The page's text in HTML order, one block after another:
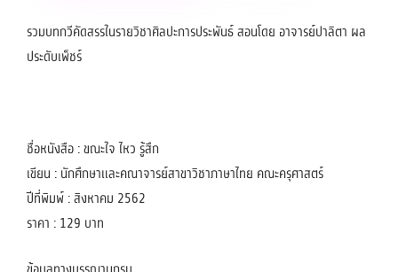
รวมบทกวีคัดสรรในรายวิชาศิลปะการประพันธ์ สอนโดย อาจารย์ปาลิตา ผล
ประดับเพ็ชร์
ชื่อหนังสือ : ขณะใจ ไหว รู้สึก
เขียน : นักศึกษาและคณาจารย์สาขาวิชาภาษาไทย คณะครุศาสตร์
ปีที่พิมพ์ : สิงหาคม 2562
ราคา : 129 บาท